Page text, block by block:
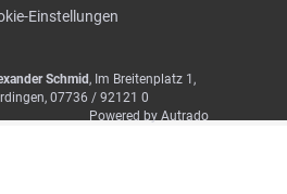
Einstellungen
Schmid, Im Breitenplatz 1 ,
07736 / 92121 0
Powered by Autrado